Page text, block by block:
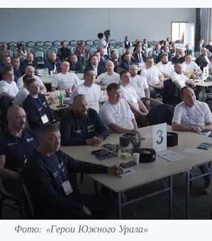
Фото: «Герои Южного Урала»